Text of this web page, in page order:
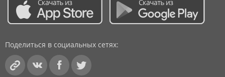
Поделиться в социальных сетях: